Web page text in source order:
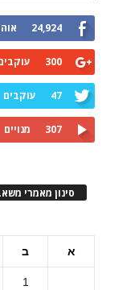
24,924
300
47 עוקבים
307 מנויים
סינון מאמרי
א ב
1